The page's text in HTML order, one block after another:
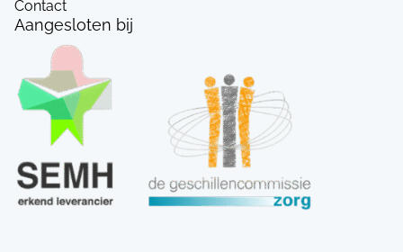
Contact
Aangesloten bij